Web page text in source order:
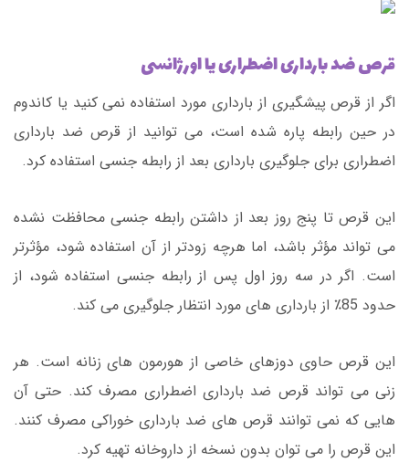
قرص ضد بارداری اضطراری یا اورژانسی
اگر از قرص پیشگیری از بارداری مورد استفاده نمی کنید یا کاندوم
در حین رابطه پاره شده است، می توانید از قرص ضد بارداری
اضطراری برای جلوگیری بارداری بعد از رابطه جنسی استفاده کرد.
این قرص تا پنج روز بعد از داشتن رابطه جنسی محافظت نشده
می تواند مؤثر باشد، اما هرچه زودتر از آن استفاده شود، مؤثرتر
است. اگر در سه روز اول پس از رابطه جنسی استفاده شود، از
حدود 85٪ از بارداری های مورد انتظار جلوگیری می کند.
این قرص حاوی دوزهای خاصی از هورمون های زنانه است. هر
زنی می تواند قرص ضد بارداری اضطراری مصرف کند. حتی آن
هایی که نمی توانند قرص های ضد بارداری خوراکی مصرف کنند.
این قرص را می توان بدون نسخه از داروخانه تهیه کرد.